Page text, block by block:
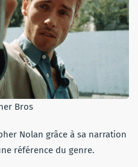
Bros
Nolan grâce à sa narration
référence du genre.